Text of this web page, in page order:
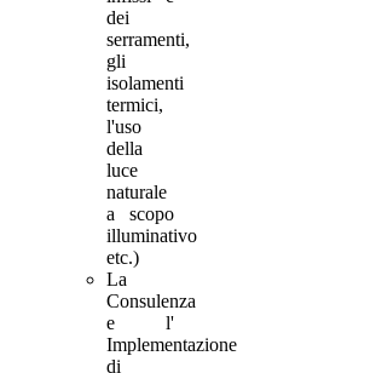
dei
serramenti,
gli
isolamenti
termici,
l'uso
della
luce
naturale
a scopo
illuminativo
etc.)
La
Consulenza
e l'
Implementazione
di